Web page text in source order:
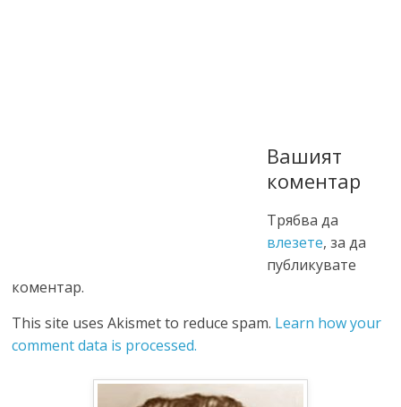
Вашият
коментар
Трябва да
влезете, за да
публикувате
коментар.
This site uses Akismet to reduce spam. Learn how your
comment data is processed.